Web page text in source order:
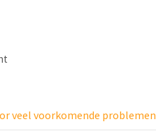
veel voorkomende problemen